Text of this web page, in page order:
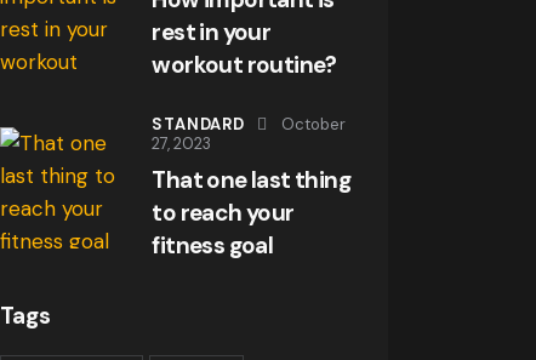
rest in your
workout routine?
STANDARD
October
27, 2023
That one last thing
to reach your
fitness goal
Tags